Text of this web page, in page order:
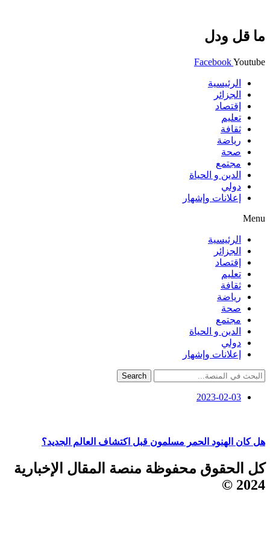
ما قل ودل
FacebookYoutube
الرئيسية
الجزائر
إقتصاد
تعليم
ثقافة
رياضة
صحة
مجتمع
الدين و الحياة
دولي
إعلانات وإشهار
Menu
الرئيسية
الجزائر
إقتصاد
تعليم
ثقافة
رياضة
صحة
مجتمع
الدين و الحياة
دولي
إعلانات وإشهار
Search
2023-02-03
هل كان الهنود الحمر مسلمون قبل اكتشاف العالم الجديد؟
كل الحقوق محفوظة منصة المقال الإخبارية
2024 ©